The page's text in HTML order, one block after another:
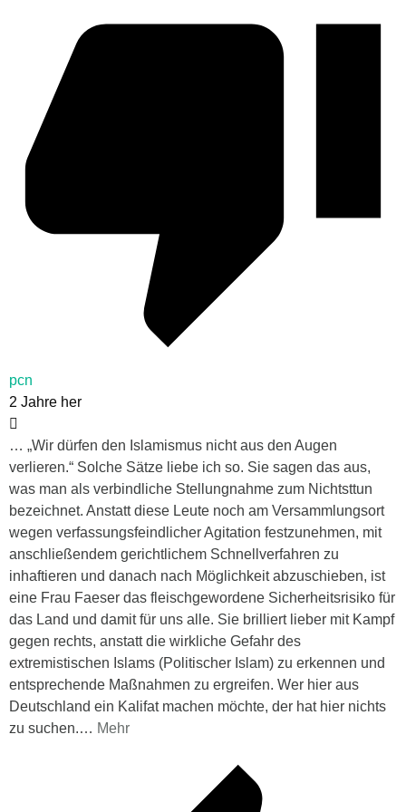
pcn
2 Jahre her
… „Wir dürfen den Islamismus nicht aus den Augen
verlieren.“ Solche Sätze liebe ich so. Sie sagen das aus,
was man als verbindliche Stellungnahme zum Nichtsttun
bezeichnet. Anstatt diese Leute noch am Versammlungsort
wegen verfassungsfeindlicher Agitation festzunehmen, mit
anschließendem gerichtlichem Schnellverfahren zu
inhaftieren und danach nach Möglichkeit abzuschieben, ist
eine Frau Faeser das fleischgewordene Sicherheitsrisiko für
das Land und damit für uns alle. Sie brilliert lieber mit Kampf
gegen rechts, anstatt die wirkliche Gefahr des
extremistischen Islams (Politischer Islam) zu erkennen und
entsprechende Maßnahmen zu ergreifen. Wer hier aus
Deutschland ein Kalifat machen möchte, der hat hier nichts
zu suchen.… Mehr